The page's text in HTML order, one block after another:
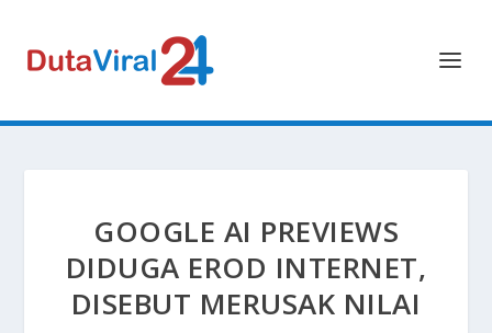
GOOGLE AI PREVIEWS
DIDUGA EROD INTERNET,
DISEBUT MERUSAK NILAI